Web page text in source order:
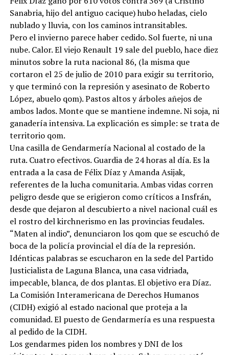
Sanabria, hijo del antiguo cacique) hubo heladas, cielo
nublado y lluvia, con los caminos intransitables.
Pero el invierno parece haber cedido. Sol fuerte, ni una
nube. Calor. El viejo Renault 19 sale del pueblo, hace diez
minutos sobre la ruta nacional 86, (la misma que
cortaron el 25 de julio de 2010 para exigir su territorio,
y que terminó con la represión y asesinato de Roberto
López, abuelo qom). Pastos altos y árboles añejos de
ambos lados. Monte que se mantiene indemne. Ni soja, ni
ganadería intensiva. La explicación es simple: se trata de
territorio qom.
Una casilla de Gendarmería Nacional al costado de la
ruta. Cuatro efectivos. Guardia de 24 horas al día. Es la
entrada a la casa de Félix Díaz y Amanda Asijak,
referentes de la lucha comunitaria. Ambas vidas corren
peligro desde que se erigieron como críticos a Insfrán,
desde que dejaron al descubierto a nivel nacional cuál es
el rostro del kirchnerismo en las provincias feudales.
“Maten al indio”, denunciaron los qom que se escuchó de
boca de la policía provincial el día de la represión.
Idénticas palabras se escucharon en la sede del Partido
Justicialista de Laguna Blanca, una casa vidriada,
impecable, blanca, de dos plantas. El objetivo era Díaz.
La Comisión Interamericana de Derechos Humanos
(CIDH) exigió al estado nacional que proteja a la
comunidad. El puesto de Gendarmería es una respuesta
al pedido de la CIDH.
Los gendarmes piden los nombres y DNI de los